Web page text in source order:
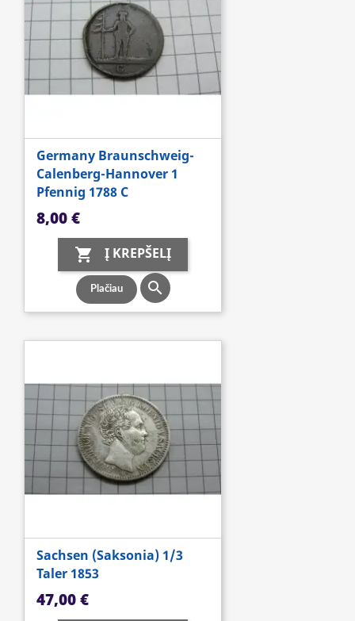
Germany Braunschweig-
Calenberg-Hannover 1
Pfennig 1788 C
Kaina
8,00 €
 Į KREPŠELĮ
Plačiau 
Sachsen (Saksonia) 1/3
Taler 1853
Kaina
47,00 €